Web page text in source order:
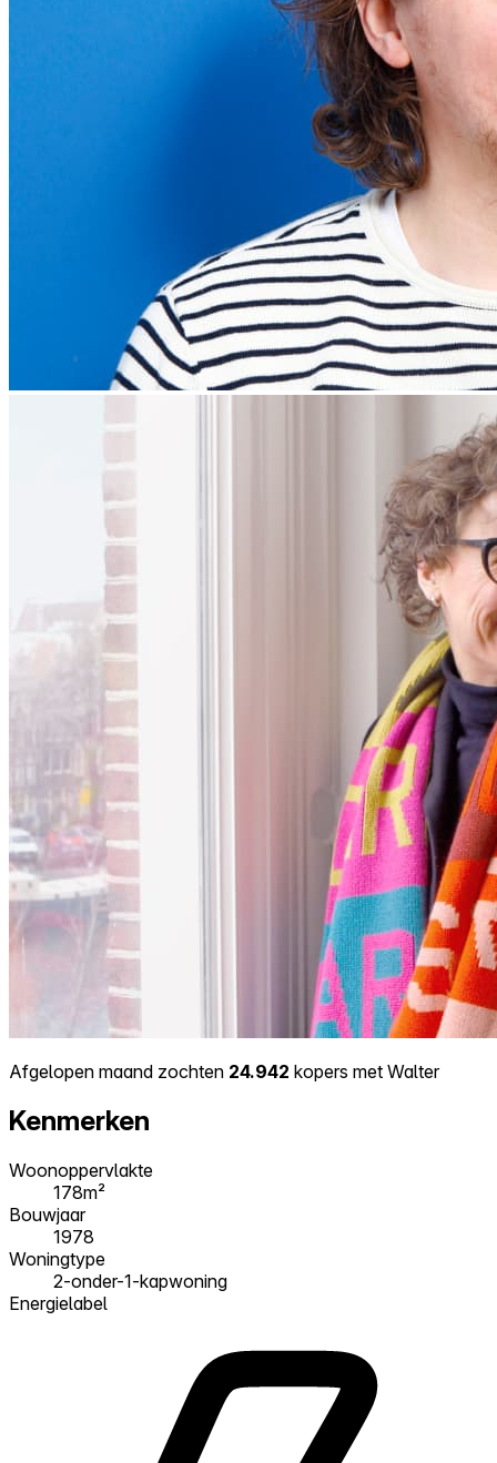
Afgelopen maand zochten 24.942 kopers met Walter
Kenmerken
Woonoppervlakte
178m²
Bouwjaar
1978
Woningtype
2-onder-1-kapwoning
Energielabel